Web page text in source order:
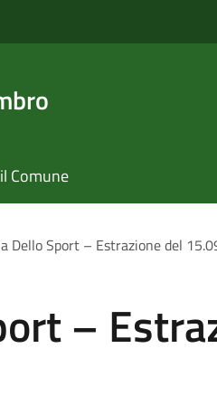
Comune
Dello Sport – Estrazione del
–